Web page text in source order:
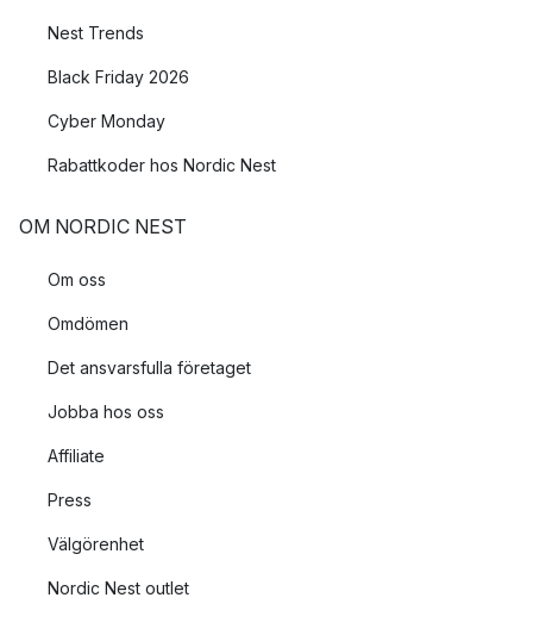
Nest Trends
Black Friday 2026
Cyber Monday
Rabattkoder hos Nordic Nest
OM NORDIC NEST
Om oss
Omdömen
Det ansvarsfulla företaget
Jobba hos oss
Affiliate
Press
Välgörenhet
Nordic Nest outlet